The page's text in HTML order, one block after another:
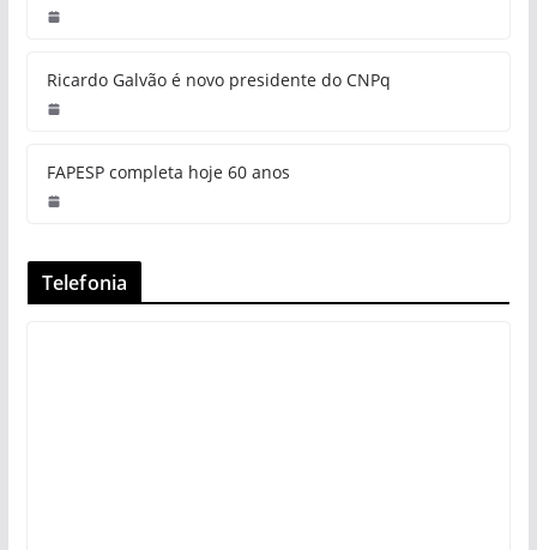
Ricardo Galvão é novo presidente do CNPq
FAPESP completa hoje 60 anos
Telefonia